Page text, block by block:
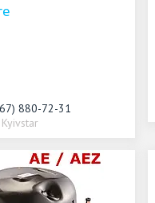
880-72-31
Kyivstar